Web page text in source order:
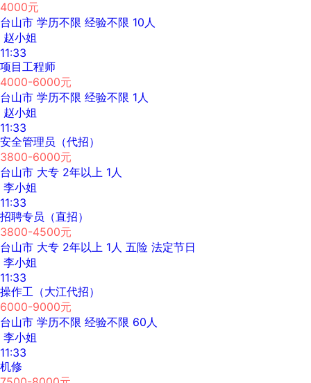
4000元
台山市 学历不限 经验不限 10人
赵小姐
11:33
项目工程师
4000-6000元
台山市 学历不限 经验不限 1人
赵小姐
11:33
安全管理员（代招）
3800-6000元
台山市 大专 2年以上 1人
李小姐
11:33
招聘专员（直招）
3800-4500元
台山市 大专 2年以上 1人 五险 法定节日
李小姐
11:33
操作工（大江代招）
6000-9000元
台山市 学历不限 经验不限 60人
李小姐
11:33
机修